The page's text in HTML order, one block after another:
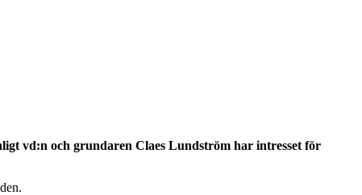
vd:n och grundaren Claes Lundström har intresset för